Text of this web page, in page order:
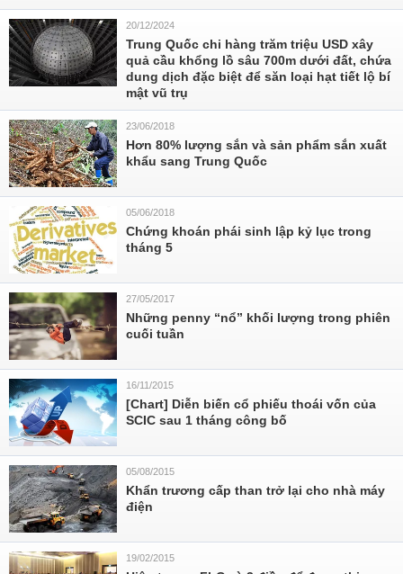
20/12/2024
Trung Quốc chi hàng trăm triệu USD xây
quả cầu khổng lồ sâu 700m dưới đất, chứa
dung dịch đặc biệt để săn loại hạt tiết lộ bí
mật vũ trụ
23/06/2018
Hơn 80% lượng sắn và sản phẩm sắn xuất
khẩu sang Trung Quốc
05/06/2018
Chứng khoán phái sinh lập kỷ lục trong
tháng 5
27/05/2017
Những penny “nổ” khối lượng trong phiên
cuối tuần
16/11/2015
[Chart] Diễn biến cổ phiếu thoái vốn của
SCIC sau 1 tháng công bố
05/08/2015
Khẩn trương cấp than trở lại cho nhà máy
điện
19/02/2015